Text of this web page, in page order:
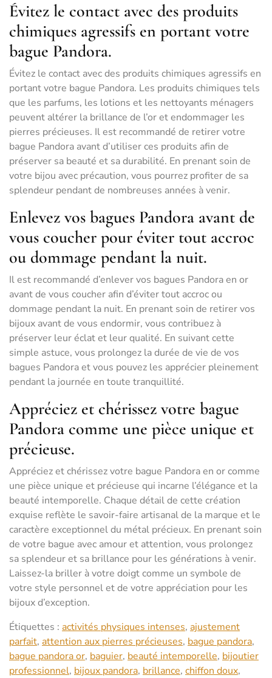
Évitez le contact avec des produits
chimiques agressifs en portant votre
bague Pandora.
Évitez le contact avec des produits chimiques agressifs en
portant votre bague Pandora. Les produits chimiques tels
que les parfums, les lotions et les nettoyants ménagers
peuvent altérer la brillance de l’or et endommager les
pierres précieuses. Il est recommandé de retirer votre
bague Pandora avant d’utiliser ces produits afin de
préserver sa beauté et sa durabilité. En prenant soin de
votre bijou avec précaution, vous pourrez profiter de sa
splendeur pendant de nombreuses années à venir.
Enlevez vos bagues Pandora avant de
vous coucher pour éviter tout accroc
ou dommage pendant la nuit.
Il est recommandé d’enlever vos bagues Pandora en or
avant de vous coucher afin d’éviter tout accroc ou
dommage pendant la nuit. En prenant soin de retirer vos
bijoux avant de vous endormir, vous contribuez à
préserver leur éclat et leur qualité. En suivant cette
simple astuce, vous prolongez la durée de vie de vos
bagues Pandora et vous pouvez les apprécier pleinement
pendant la journée en toute tranquillité.
Appréciez et chérissez votre bague
Pandora comme une pièce unique et
précieuse.
Appréciez et chérissez votre bague Pandora en or comme
une pièce unique et précieuse qui incarne l’élégance et la
beauté intemporelle. Chaque détail de cette création
exquise reflète le savoir-faire artisanal de la marque et le
caractère exceptionnel du métal précieux. En prenant soin
de votre bague avec amour et attention, vous prolongez
sa splendeur et sa brillance pour les générations à venir.
Laissez-la briller à votre doigt comme un symbole de
votre style personnel et de votre appréciation pour les
bijoux d’exception.
Étiquettes : activités physiques intenses, ajustement
parfait, attention aux pierres précieuses, bague pandora,
bague pandora or, baguier, beauté intemporelle, bijoutier
professionnel, bijoux pandora, brillance, chiffon doux,